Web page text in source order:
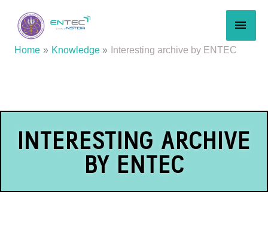
content
Home Knowledge Interesting archive by ENTEC
INTERESTING ARCHIVE
BY ENTEC